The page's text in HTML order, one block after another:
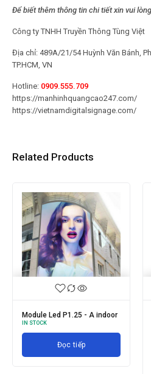
Để biết thêm thông tin chi tiết xin vui
Công ty TNHH Truyền Thông Tùng Việt
Địa chỉ: 489A/21/54 Huỳnh Văn Bánh,
TP.HCM, VN
Hotline: 0909.555.709
https://manhinhquangcao247.com/
https://vietnamdigitalsignage.com/
Related Products
VDWALL LVS5066 HD LED
Display Video Controller
IN STOCK
Đọc tiếp